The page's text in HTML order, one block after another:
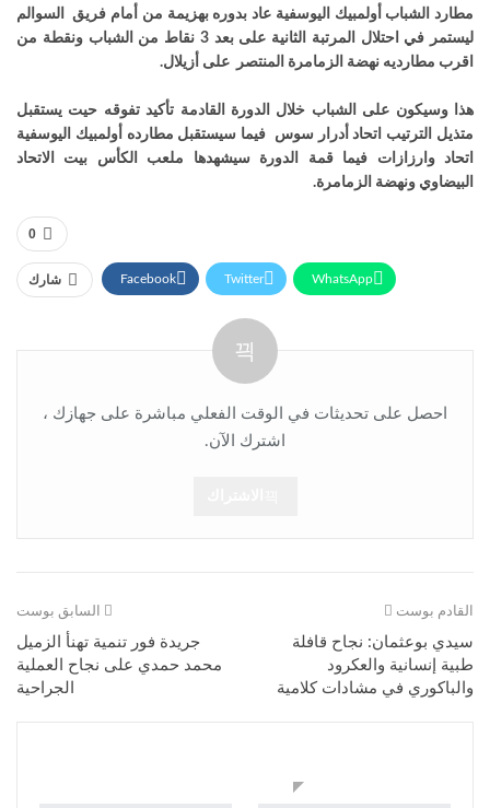
مطارد الشباب أولمبيك اليوسفية عاد بدوره بهزيمة من أمام فريق السوالم
ليستمر في احتلال المرتبة الثانية على بعد 3 نقاط من الشباب ونقطة من
اقرب مطارديه نهضة الزمامرة المنتصر على أزيلال.
هذا وسيكون على الشباب خلال الدورة القادمة تأكيد تفوقه حيت يستقبل
متذيل الترتيب اتحاد أدرار سوس فيما سيستقبل مطارده أولمبيك اليوسفية
اتحاد وارزازات فيما قمة الدورة سيشهدها ملعب الكأس بيت الاتحاد
البيضاوي ونهضة الزمامرة.
0
شارك Facebook Twitter WhatsApp
Linkedin
احصل على تحديثات في الوقت الفعلي مباشرة على جهازك ،
اشترك الآن.
السابق بوست
جريدة فور تنمية تهنأ الزميل
محمد حمدي على نجاح العملية
الجراحية
القادم بوست
سيدي بوعثمان: نجاح قافلة
طبية إنسانية والعكرود
والباكوري في مشادات كلامية